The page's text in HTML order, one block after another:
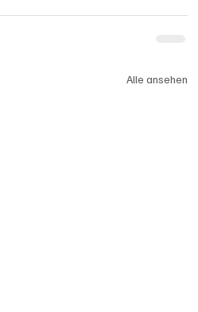
Alle ansehen